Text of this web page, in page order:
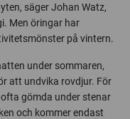
säger Johan Watz,
Men öringar har
på vintern.
under sommaren,
att undvika rovdjur. För
gömda under stenar
och kommer endast